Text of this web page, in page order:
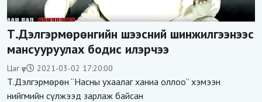
Т.Дэлгэрмөрөнгийн шээсний шинжилгээнээс
мансууруулах бодис илэрчээ
Цаг үе 2021-03-02 17:20:00
Т.Дэлгэрмөрөн “Насны ухаалаг ханиа оллоо” хэмээн
нийгмийн сүлжээд зарлаж байсан